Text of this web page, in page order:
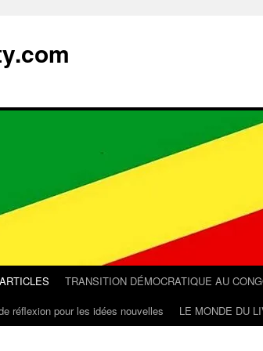
TRANSITION DÉMOCRATIQUE AU
réflexion pour les idées nouvelles LE MONDE DU